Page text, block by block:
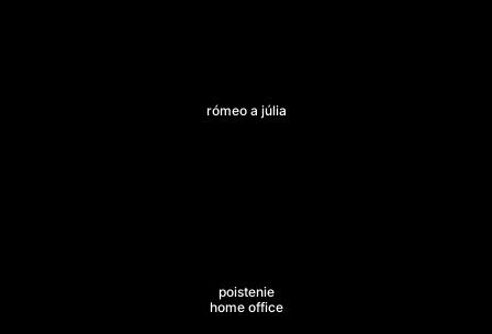
rómeo a júlia
poistenie
home office